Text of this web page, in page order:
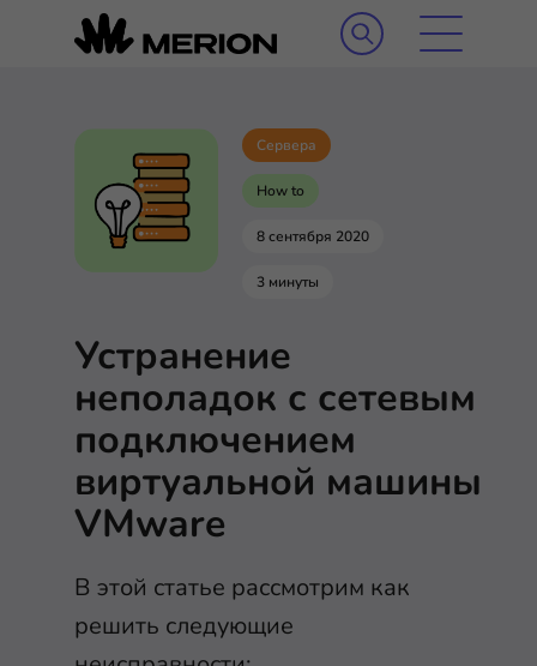
Сервера
How to
8 сентября 2020
3 минуты
Устранение
неполадок с сетевым
подключением
виртуальной машины
VMware
В этой статье рассмотрим как
решить следующие